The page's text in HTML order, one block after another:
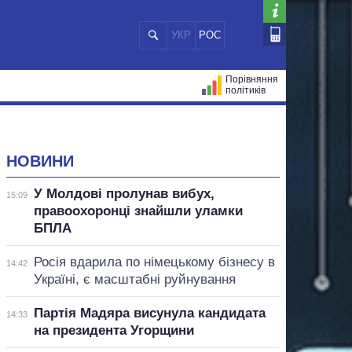
УКР РОС
Порівняння
політиків
НОВИНИ
15:09
У Молдові пролунав вибух,
правоохоронці знайшли уламки
БПЛА
14:42
Росія вдарила по німецькому бізнесу в
Україні, є масштабні руйнування
14:33
Партія Мадяра висунула кандидата
на президента Угорщини